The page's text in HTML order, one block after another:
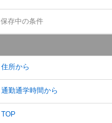
保存中の条件
住所から
通勤通学時間から
TOP